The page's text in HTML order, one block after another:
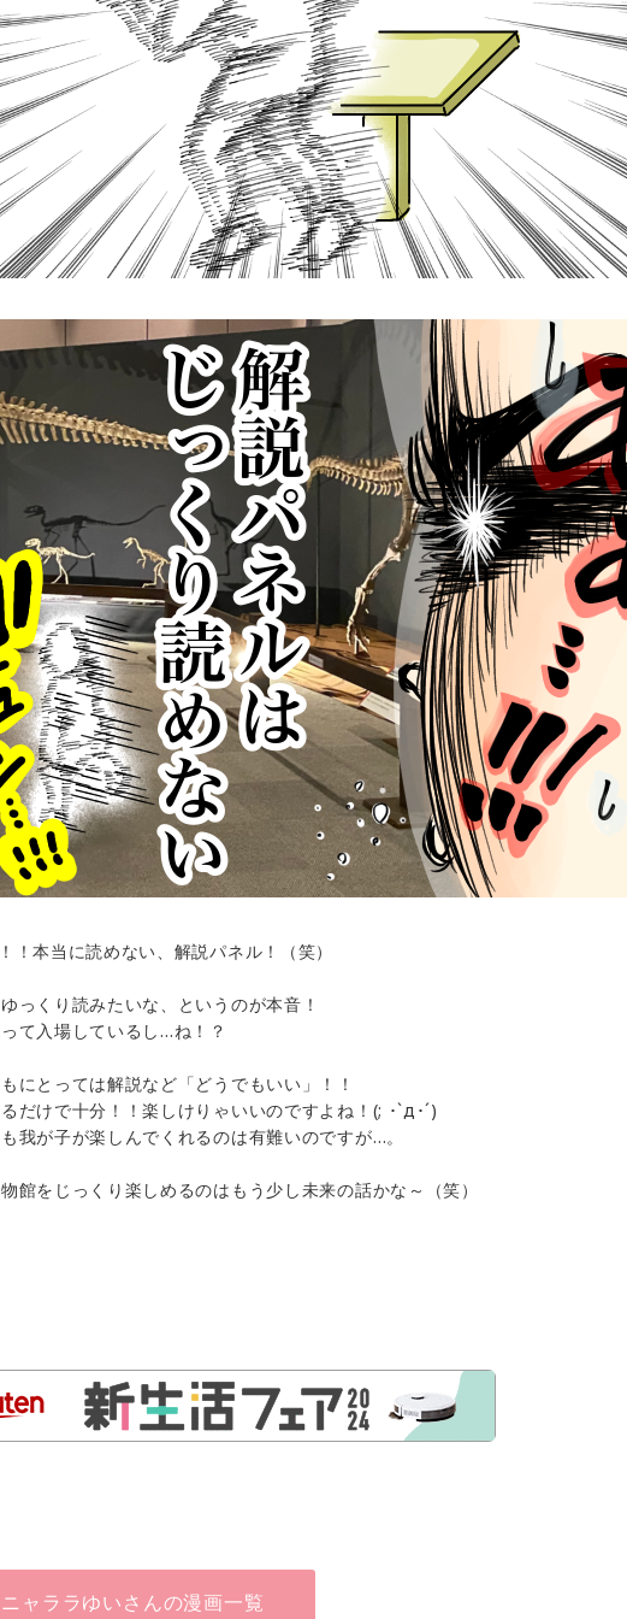
！本当に読めない、解説パネル！（笑）
っくり読みたいな、というのが本音！
て入場しているし…ね！？
にとっては解説など「どうでもいい」！！
だけで十分！！楽しけりゃいいのですよね！(; ･`д･´)
我が子が楽しんでくれるのは有難いのですが…。
館をじっくり楽しめるのはもう少し未来の話かな～（笑）
ャララゆいさんの漫画一覧